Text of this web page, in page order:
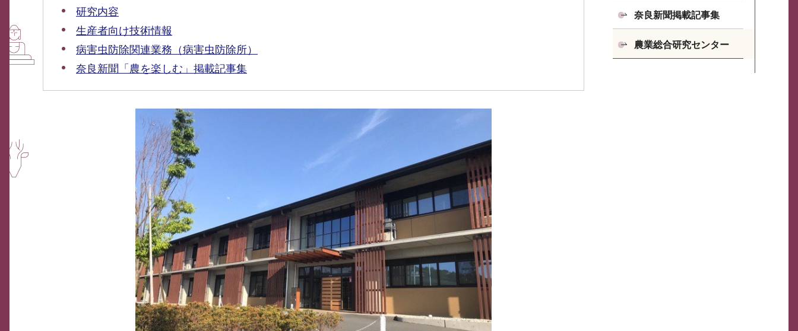
研究内容
生産者向け技術情報
病害虫防除関連業務（病害虫防除所）
奈良新聞「農を楽しむ」掲載記事集
奈良新聞掲載記事集
農業総合研究センター